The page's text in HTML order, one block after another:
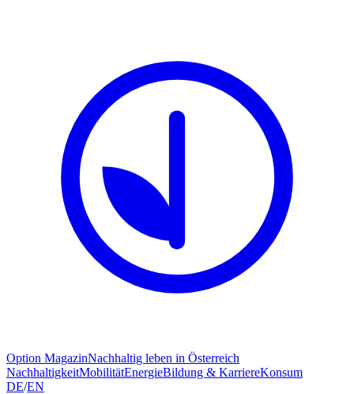
Option MagazinNachhaltig leben in Österreich
NachhaltigkeitMobilitätEnergieBildung & KarriereKonsum
DE/EN